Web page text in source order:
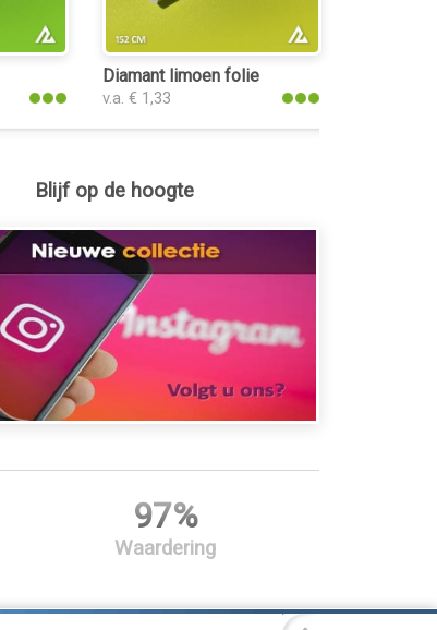
Diamant limoen folie
v.a. € 1,33
Blijf op de hoogte
97%
Waardering